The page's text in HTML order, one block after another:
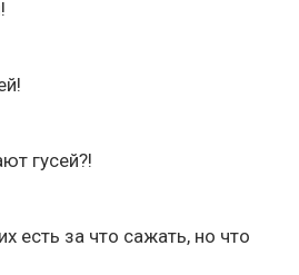
гусей?!
есть за что сажать, но что